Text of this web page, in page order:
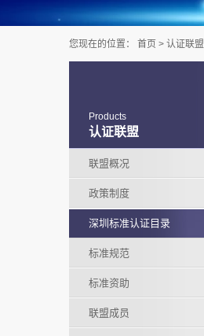
认证联盟
Products
联盟概况
政策制度
深圳标准认证目录
标准规范
标准资助
联盟成员
您现在的位置： 首页 > 认证联盟